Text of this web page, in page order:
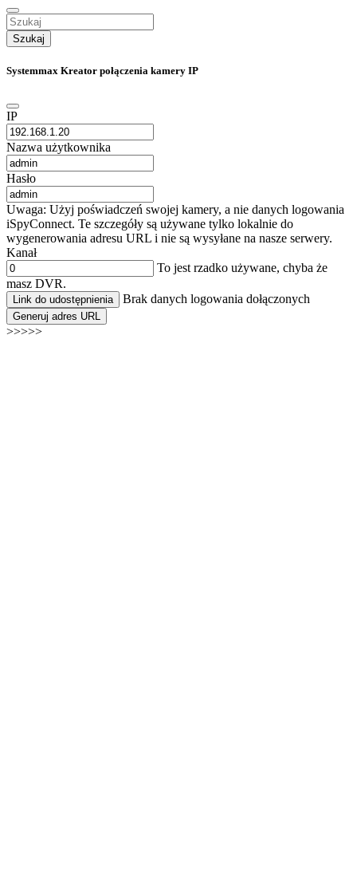
Szukaj
Systemmax Kreator połączenia kamery IP
IP
Nazwa użytkownika
Hasło
Uwaga: Użyj poświadczeń swojej kamery, a nie danych logowania
iSpyConnect. Te szczegóły są używane tylko lokalnie do
wygenerowania adresu URL i nie są wysyłane na nasze serwery.
Kanał
To jest rzadko używane, chyba że
masz DVR.
Link do udostępnienia Brak danych logowania dołączonych
Generuj adres URL
>>>>>